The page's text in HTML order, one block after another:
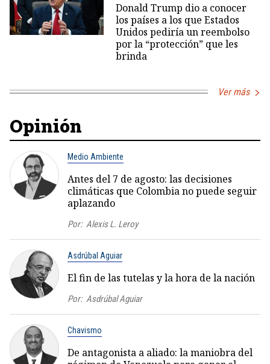
Donald Trump dio a conocer
los países a los que Estados
Unidos pediría un reembolso
por la “protección” que les
brinda
Ver más
Opinión
Medio Ambiente
Antes del 7 de agosto: las decisiones
climáticas que Colombia no puede seguir
aplazando
Por: Alexis L. Leroy
Asdrúbal Aguiar
El fin de las tutelas y la hora de la nación
Por: Asdrúbal Aguiar
Chavismo
De antagonista a aliado: la maniobra del